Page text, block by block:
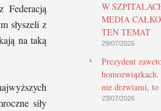
Federacją
słyszeli z
na taką
siły
W
MEDIA
TEN TEMAT
29/07/2026
Prezydent
nie drzwiami, to
23/07/2026